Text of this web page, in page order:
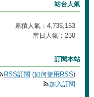
站台人氣
累積人氣： 4,736,153
當日人氣： 230
訂閱本站
RSS訂閱 (如何使用RSS)
加入訂閱